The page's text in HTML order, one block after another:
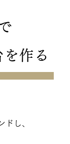
を作る
ドし、